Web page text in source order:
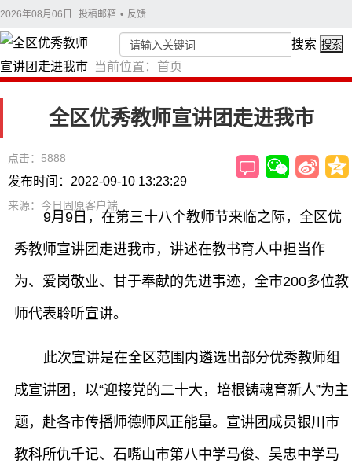
2026年08月06日 投稿邮箱 • 反馈
当前位置： 首页
搜索 搜索
全区优秀教师宣讲团走进我市
点击：5888
发布时间：2022-09-10 13:23:29
来源：今日固原客户端
9月9日，在第三十八个教师节来临之际，全区优
秀教师宣讲团走进我市，讲述在教书育人中担当作
为、爱岗敬业、甘于奉献的先进事迹，全市200多位教
师代表聆听宣讲。
此次宣讲是在全区范围内遴选出部分优秀教师组
成宣讲团，以“迎接党的二十大，培根铸魂育新人”为主
题，赴各市传播师德师风正能量。宣讲团成员银川市
教科所仇千记、石嘴山市第八中学马俊、吴忠中学马